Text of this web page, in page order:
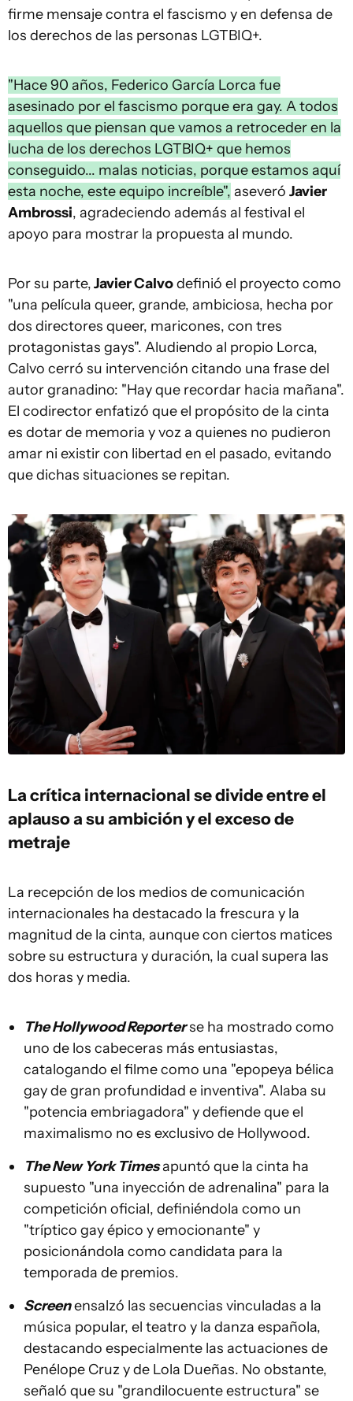
firme mensaje contra el fascismo y en defensa de
los derechos de las personas LGTBIQ+.
"Hace 90 años, Federico García Lorca fue
asesinado por el fascismo porque era gay. A todos
aquellos que piensan que vamos a retroceder en la
lucha de los derechos LGTBIQ+ que hemos
conseguido... malas noticias, porque estamos aquí
esta noche, este equipo increíble", aseveró Javier
Ambrossi, agradeciendo además al festival el
apoyo para mostrar la propuesta al mundo.
Por su parte,Javier Calvodefinió el proyecto como
"una película queer, grande, ambiciosa, hecha por
dos directores queer, maricones, con tres
protagonistas gays". Aludiendo al propio Lorca,
Calvo cerró su intervención citando una frase del
autor granadino: "Hay que recordar hacia mañana".
El codirector enfatizó que el propósito de la cinta
es dotar de memoria y voz a quienes no pudieron
amar ni existir con libertad en el pasado, evitando
que dichas situaciones se repitan.
La crítica internacional se divide entre el
aplauso a su ambición y el exceso de
metraje
La recepción de los medios de comunicación
internacionales ha destacado la frescura y la
magnitud de la cinta, aunque con ciertos matices
sobre su estructura y duración, la cual supera las
dos horas y media.
The Hollywood Reporterse ha mostrado como
uno de los cabeceras más entusiastas,
catalogando el filme como una "epopeya bélica
gay de gran profundidad e inventiva". Alaba su
"potencia embriagadora" y defiende que el
maximalismo no es exclusivo de Hollywood.
The New York Timesapuntó que la cinta ha
supuesto "una inyección de adrenalina" para la
competición oficial, definiéndola como un
"tríptico gay épico y emocionante" y
posicionándola como candidata para la
temporada de premios.
Screenensalzó las secuencias vinculadas a la
música popular, el teatro y la danza española,
destacando especialmente las actuaciones de
Penélope Cruz y de Lola Dueñas. No obstante,
señaló que su "grandilocuente estructura" se